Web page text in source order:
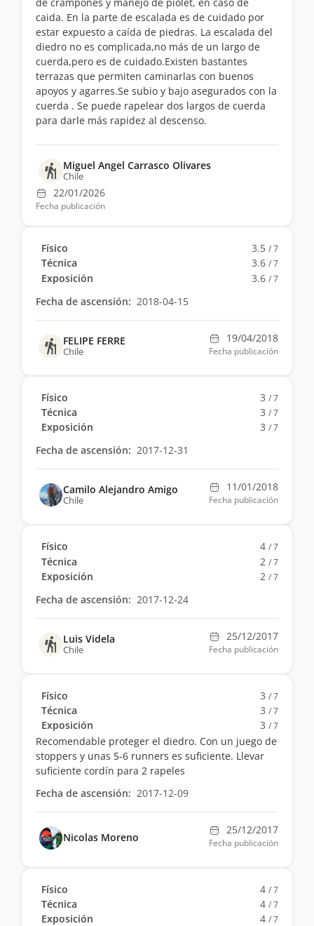
caida. En la parte de escalada es de cuidado por
estar expuesto a caída de piedras. La escalada del
diedro no es complicada,no más de un largo de
cuerda,pero es de cuidado.Existen bastantes
terrazas que permiten caminarlas con buenos
apoyos y agarres.Se subio y bajo asegurados con la
cuerda . Se puede rapelear dos largos de cuerda
para darle más rapidez al descenso.
Miguel Angel Carrasco Olivares
Chile
22/01/2026
Fecha publicación
Físico 3.5 / 7
Técnica 3.6 / 7
Exposición 3.6 / 7
Fecha de ascensión: 2018-04-15
FELIPE FERRE
Chile
19/04/2018
Fecha publicación
Físico 3 / 7
Técnica 3 / 7
Exposición 3 / 7
Fecha de ascensión: 2017-12-31
Camilo Alejandro Amigo
Chile
11/01/2018
Fecha publicación
Físico 4 / 7
Técnica 2 / 7
Exposición 2 / 7
Fecha de ascensión: 2017-12-24
Luis Videla
Chile
25/12/2017
Fecha publicación
Físico 3 / 7
Técnica 3 / 7
Exposición 3 / 7
Recomendable proteger el diedro. Con un juego de
stoppers y unas 5-6 runners es suficiente. Llevar
suficiente cordín para 2 rapeles
Fecha de ascensión: 2017-12-09
Nicolas Moreno
25/12/2017
Fecha publicación
Físico 4 / 7
Técnica 4 / 7
Exposición 4 / 7